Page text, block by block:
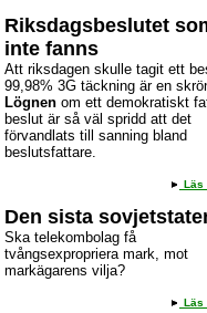
Riksdagsbeslutet
inte fanns
Att riksdagen skulle tagit ett
99,98% 3G täckning är en
Lögnen om ett demokratiskt
beslut är så väl spridd att det
förvandlats till sanning bland
beslutsfattare.
Läs
Den sista
Ska telekombolag få
tvångsexpropriera mark, mot
markägarens vilja?
Läs